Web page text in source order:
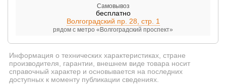
Самовывоз
бесплатно
Волгоградский пр. 28, стр. 1
рядом с метро «Волгоградский проспект»
Информация о технических характеристиках, стране
производителя, гарантии, внешнем виде товара носит
справочный характер и основывается на последних
доступных к моменту публикации сведениях.